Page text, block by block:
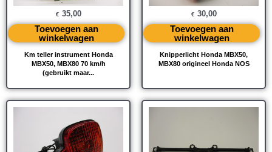
Km teller instrument Honda
MBX50, MBX80 70 km/h
(gebruikt maar...
€ 35,00
Toevoegen aan
winkelwagen
Knipperlicht Honda MBX50,
MBX80 origineel Honda NOS
€ 30,00
Toevoegen aan
winkelwagen